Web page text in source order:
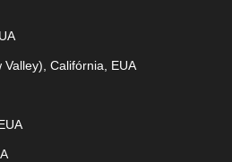
Valley), Califórnia, EUA